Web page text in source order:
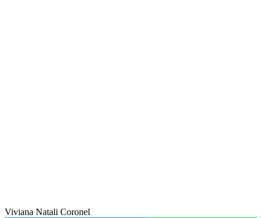
Viviana Natali Coronel